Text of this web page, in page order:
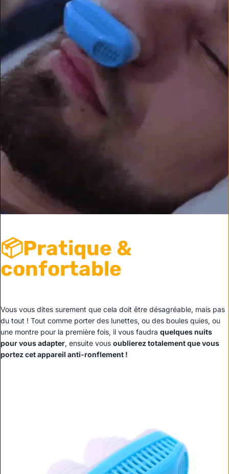
📦Pratique &
confortable
Vous vous dites surement que cela doit être désagréable, mais pas
du tout ! Tout comme porter des lunettes, ou des boules quies, ou
une montre pour la première fois, il vous faudra quelques nuits
pour vous adapter, ensuite vous oublierez totalement que vous
portez cet appareil anti-ronflement !